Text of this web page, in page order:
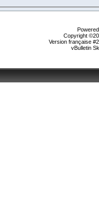
Copyright
Version française
vBulletin